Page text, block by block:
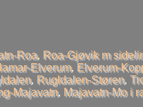
Roa, Roa-Gjøvik m
Elverum, Elverum-
, Rugldalen-Støren,
Majavatn, Majavatn-Mo i